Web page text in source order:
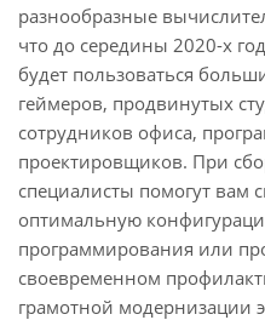
разнообразные
что до середины 2020-х
будет пользоваться
геймеров, продвинутых
сотрудников офиса,
проектировщиков. При
специалисты помогут вам
оптимальную
программирования или
своевременном
грамотной модернизации